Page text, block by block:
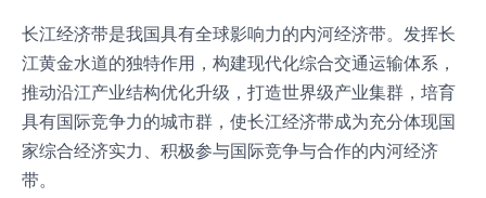
长江经济带是我国具有全球影响力的内河经济带。发挥长
江黄金水道的独特作用，构建现代化综合交通运输体系，
推动沿江产业结构优化升级，打造世界级产业集群，培育
具有国际竞争力的城市群，使长江经济带成为充分体现国
家综合经济实力、积极参与国际竞争与合作的内河经济
带。